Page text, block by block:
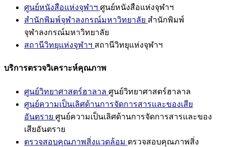
ศูนย์หนังสือแห่งจุฬาฯ ศูนย์หนังสือแห่งจุฬาฯ
สำนักพิมพ์จุฬาลงกรณ์มหาวิทยาลัย สำนักพิมพ์
จุฬาลงกรณ์มหาวิทยาลัย
สถานีวิทยุแห่งจุฬาฯ สถานีวิทยุแห่งจุฬาฯ
บริการตรวจวิเคราะห์คุณภาพ
ศูนย์วิทยาศาสตร์ฮาลาล ศูนย์วิทยาศาสตร์ฮาลาล
ศูนย์ความเป็นเลิศด้านการจัดการสารและของเสีย
อันตราย ศูนย์ความเป็นเลิศด้านการจัดการสารและของ
เสียอันตราย
ตรวจสอบคุณภาพสิ่งแวดล้อม ตรวจสอบคุณภาพสิ่ง